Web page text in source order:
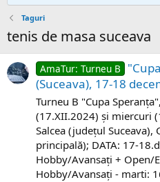
Taguri
tenis de masa suceava
AmaTur: Turneu B
(Suceava), 17-18
Turneu B "Cupa
(17.XII.2024) și miercuri
Salcea (județul Suceava),
principală); DATA: 17-
Hobby/Avansați + Open/
Hobby/Avansați - marti: